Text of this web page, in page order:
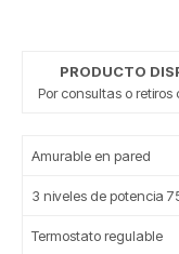
PRODUCTO
Por consultas o
Amurable en pared
3 niveles de potencia
Termostato regulable